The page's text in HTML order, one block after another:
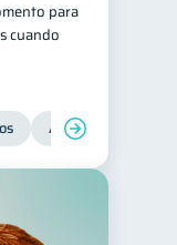
para
cuando
Ahorro